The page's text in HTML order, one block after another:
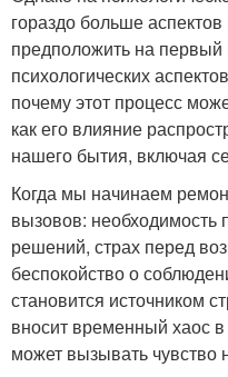
гораздо больше
предположить на первый
психологических
почему этот процесс
как его влияние
нашего бытия, включая
Когда мы начинаем
вызовов: необходимость
решений, страх перед
беспокойство о
становится источником
вносит временный хаос
может вызывать чувство